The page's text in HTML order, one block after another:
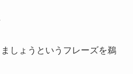
しょうというフレーズを鵜